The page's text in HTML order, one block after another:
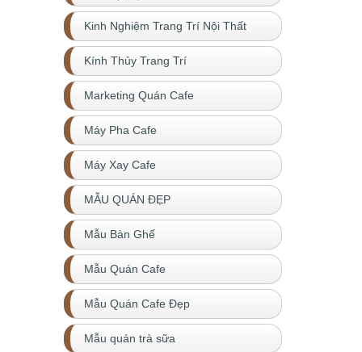
Kinh Nghiệm Trang Trí Nội Thất
Kính Thủy Trang Trí
Marketing Quán Cafe
Máy Pha Cafe
Máy Xay Cafe
MẪU QUÁN ĐẸP
Mẫu Bàn Ghế
Mẫu Quán Cafe
Mẫu Quán Cafe Đẹp
Mẫu quán trà sữa